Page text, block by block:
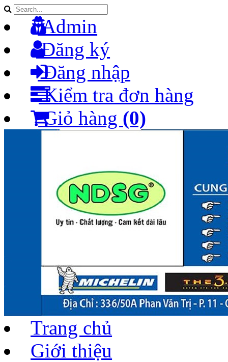
Admin
Đăng ký
Đăng nhập
Kiểm tra đơn hàng
Giỏ hàng (0)
Trang chủ
Giới thiệu